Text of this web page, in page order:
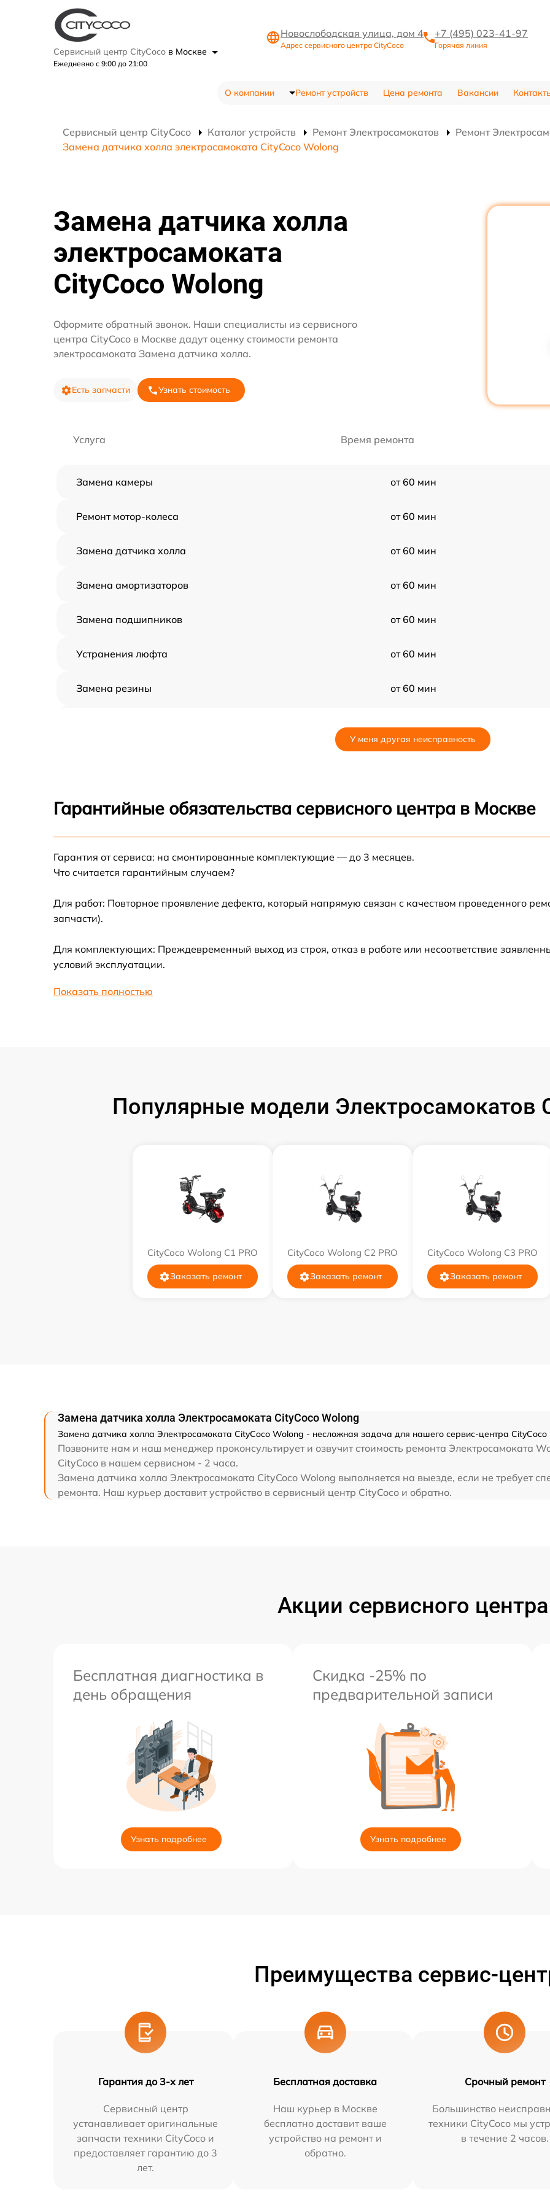
Сервисный центр CityCoco в Москве
Ежедневно с 9:00 до 21:00
Новослободская улица, дом 4
Адрес сервисного центра CityCoco
+7 (495) 023-41-97
Горячая линия
О компании Ремонт устройств Цена ремонта Вакансии
Сервисный центр CityCoco Каталог устройств Ремонт Электросамокатов
Ремонт
Замена датчика холла электросамоката CityCoco Wolong
Замена датчика холла
электросамоката
CityCoco Wolong
Оформите обратный звонок. Наши специалисты из сервисного
центра CityCoco в Москве дадут оценку стоимости ремонта
электросамоката Замена датчика холла.
Есть запчасти Узнать стоимость
Услуга Время ремонта
Замена камеры от 60 мин
Ремонт мотор-колеса от 60 мин
Замена датчика холла от 60 мин
Замена амортизаторов от 60 мин
Замена подшипников от 60 мин
Устранения люфта от 60 мин
Замена резины от 60 мин
Ремонт платы управления
(восстановление)
от 60 мин
Гидроизоляция от 60 мин
Восстановление после попадания влаги
У меня другая неисправность
Гарантийные обязательства сервисного центра в Москве
Гарантия от сервиса: на смонтированные комплектующие — до 3 месяцев.
Что считается гарантийным случаем?
Для работ: Повторное проявление дефекта, который напрямую связан с качеством проведенного
запчасти).
Для комплектующих: Преждевременный выход из строя, отказ в работе или несоответствие
условий эксплуатации.
Показать полностью
Популярные модели Электросамокатов
CityCoco Wolong C1 PRO
Заказать ремонт
CityCoco Wolong C2 PRO
Заказать ремонт
CityCoco Wolong C3 PRO
Заказать ремонт
Замена датчика холла Электросамоката CityCoco Wolong
Замена датчика холла Электросамоката CityCoco Wolong - несложная задача для нашего сервис-центра
Позвоните нам и наш менеджер проконсультирует и озвучит стоимость ремонта Электросамоката
CityCoco в нашем сервисном - 2 часа.
Замена датчика холла Электросамоката CityCoco Wolong выполняется на выезде, если не требует
ремонта. Наш курьер доставит устройство в сервисный центр CityCoco и обратно.
Акции сервисного центра
Бесплатная диагностика в
день обращения
Узнать подробнее
Скидка -25% по
предварительной записи
Узнать подробнее
Преимущества сервис-
Гарантия до 3-х лет
Сервисный центр
устанавливает оригинальные
запчасти техники CityCoco и
предоставляет гарантию до 3
лет.
Бесплатная доставка
Наш курьер в Москве
бесплатно доставит ваше
устройство на ремонт и
обратно.
Срочный ремонт
Большинство
техники CityCoco мы
в течение 2 часов.